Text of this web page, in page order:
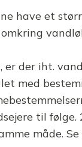
have et
er der iht.
med
til
måde.